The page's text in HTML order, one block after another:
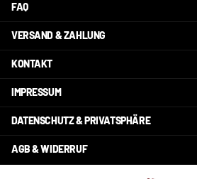
FAQ
VERSAND & ZAHLUNG
KONTAKT
IMPRESSUM
DATENSCHUTZ & PRIVATSPHÄRE
AGB & WIDERRUF